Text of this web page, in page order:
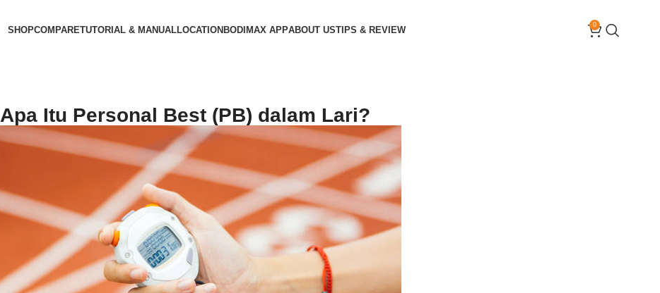
SHOPCOMPARETUTORIAL & MANUALLOCATIONBODIMAX APPABOUT USTIPS & REVIEW 0
Apa Itu Personal Best (PB) dalam Lari?